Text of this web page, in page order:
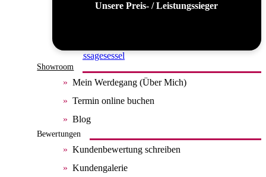
Unsere Preis- / Leistungssieger
Alle Massagesessel
Showroom
Mein Werdegang (Über Mich)
Termin online buchen
Blog
Bewertungen
Kundenbewertung schreiben
Kundengalerie